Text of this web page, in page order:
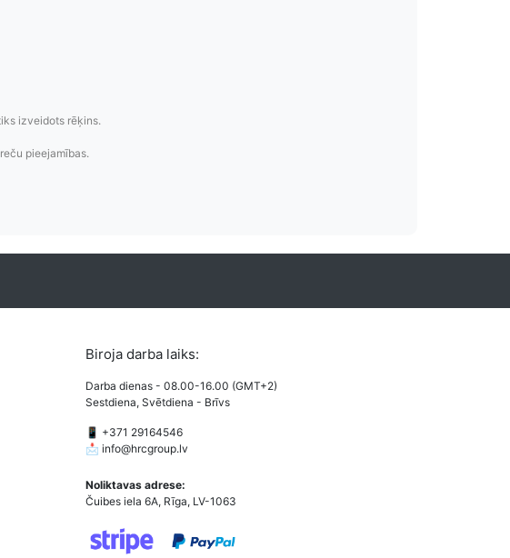
izveidots rēķins.
pieejamības.
Biroja darba laiks:
Darba dienas - 08.00-16.00 (GMT+2)
Sestdiena, Svētdiena - Brīvs
📱 +371 29164546
📩 info@hrcgroup.lv
Noliktavas adrese:
Čuibes iela 6A, Rīga, LV-1063